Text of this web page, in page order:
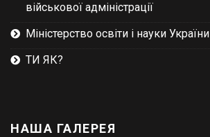
військової адміністрації
Міністерство освіти і науки України
ТИ ЯК?
НАША ГАЛЕРЕЯ